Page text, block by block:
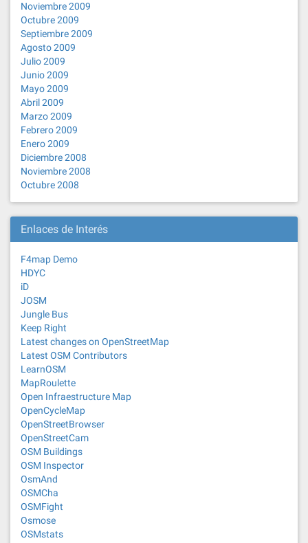
Noviembre 2009
Octubre 2009
Septiembre 2009
Agosto 2009
Julio 2009
Junio 2009
Mayo 2009
Abril 2009
Marzo 2009
Febrero 2009
Enero 2009
Diciembre 2008
Noviembre 2008
Octubre 2008
Enlaces de Interés
F4map Demo
HDYC
iD
JOSM
Jungle Bus
Keep Right
Latest changes on OpenStreetMap
Latest OSM Contributors
LearnOSM
MapRoulette
Open Infraestructure Map
OpenCycleMap
OpenStreetBrowser
OpenStreetCam
OSM Buildings
OSM Inspector
OsmAnd
OSMCha
OSMFight
Osmose
OSMstats